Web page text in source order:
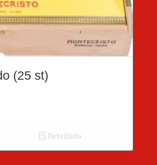
(25 st)
Detaljinfo